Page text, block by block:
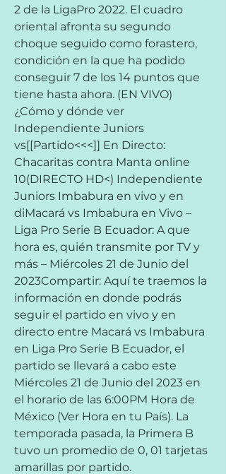
2 de la LigaPro 2022. El cuadro
oriental afronta su segundo
choque seguido como forastero,
condición en la que ha podido
conseguir 7 de los 14 puntos que
tiene hasta ahora. (EN VIVO)
¿Cómo y dónde ver
Independiente Juniors
vs[[Partido<<<]] En Directo:
Chacaritas contra Manta online
10(DIRECTO HD<) Independiente
Juniors Imbabura en vivo y en
diMacará vs Imbabura en Vivo –
Liga Pro Serie B Ecuador: A que
hora es, quién transmite por TV y
más – Miércoles 21 de Junio del
2023Compartir: Aquí te traemos la
información en donde podrás
seguir el partido en vivo y en
directo entre Macará vs Imbabura
en Liga Pro Serie B Ecuador, el
partido se llevará a cabo este
Miércoles 21 de Junio del 2023 en
el horario de las 6:00PM Hora de
México (Ver Hora en tu País). La
temporada pasada, la Primera B
tuvo un promedio de 0, 01 tarjetas
amarillas por partido.